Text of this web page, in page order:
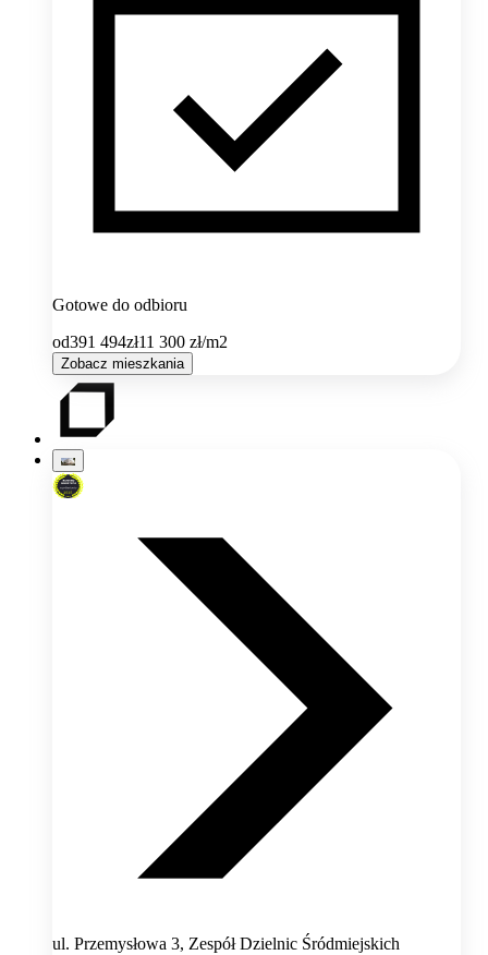
Gotowe do odbioru
od391 494zł11 300 zł/m2
Zobacz mieszkania
ul. Przemysłowa 3, Zespół Dzielnic Śródmiejskich